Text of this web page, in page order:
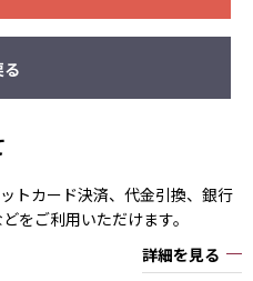
る
トカード決済、代金引換、銀行
をご利用いただけます。
詳細を見る